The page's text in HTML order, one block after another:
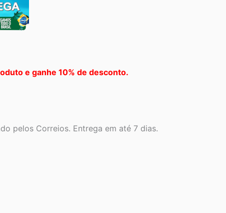
e ganhe 10% de desconto.
pelos Correios. Entrega em até 7 dias.